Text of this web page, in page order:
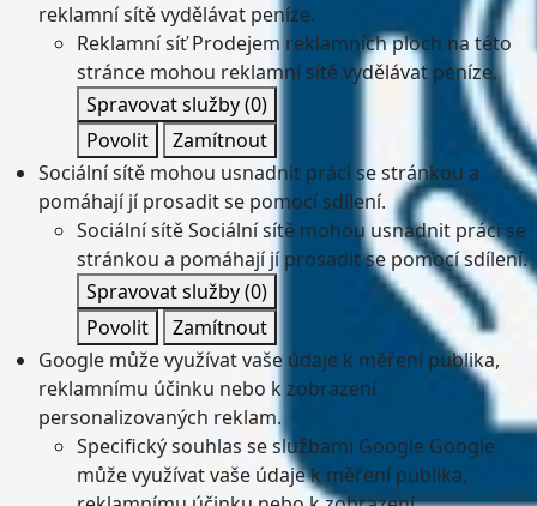
reklamní sítě vydělávat peníze.
Reklamní síť Prodejem reklamních ploch na této
stránce mohou reklamní sítě vydělávat peníze.
Spravovat služby(0)
Povolit
Zamítnout
Sociální sítě mohou usnadnit práci se stránkou a
pomáhají jí prosadit se pomocí sdílení.
Sociální sítěSociální sítě mohou usnadnit práci se
stránkou a pomáhají jí prosadit se pomocí sdílení.
Spravovat služby(0)
Povolit
Zamítnout
Google může využívat vaše údaje k měření publika,
reklamnímu účinku nebo k zobrazení
personalizovaných reklam.
Specifický souhlas se službami Google Google
může využívat vaše údaje k měření publika,